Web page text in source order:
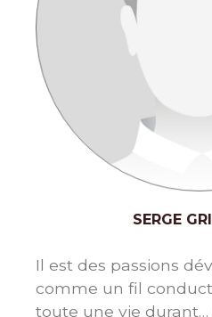
SERGE
Il est des passions
comme un fil
toute une vie durant…